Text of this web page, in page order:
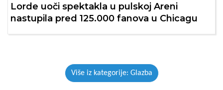
Lorde uoči spektakla u pulskoj Areni
nastupila pred 125.000 fanova u Chicagu
Više iz kategorije: Glazba